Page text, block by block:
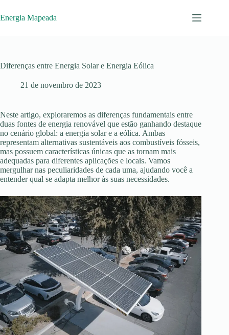
para
o
Energia Mapeada
Diferenças entre Energia Solar e Energia Eólica
21 de novembro de 2023
Neste artigo, exploraremos as diferenças fundamentais entre
duas fontes de energia renovável que estão ganhando destaque
no cenário global: a energia solar e a eólica. Ambas
representam alternativas sustentáveis aos combustíveis fósseis,
mas possuem características únicas que as tornam mais
adequadas para diferentes aplicações e locais. Vamos
mergulhar nas peculiaridades de cada uma, ajudando você a
entender qual se adapta melhor às suas necessidades.